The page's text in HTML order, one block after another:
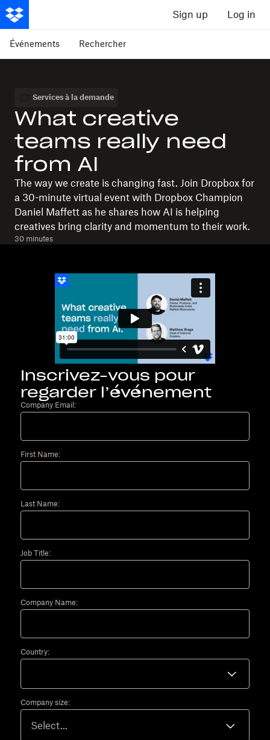
Sign up Log in
Événements Rechercher
Services à la demande
What creative
teams really need
from AI
The way we create is changing fast. Join Dropbox for
a 30-minute virtual event with Dropbox Champion
Daniel Maffett as he shares how AI is helping
creatives bring clarity and momentum to their work.
30 minutes
Inscrivez-vous pour
regarder l’événement
Company Email:
First Name:
Last Name:
Job Title:
Company Name:
Country:
Company size: